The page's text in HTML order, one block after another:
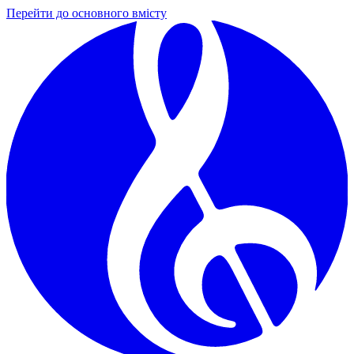
Перейти до основного вмісту